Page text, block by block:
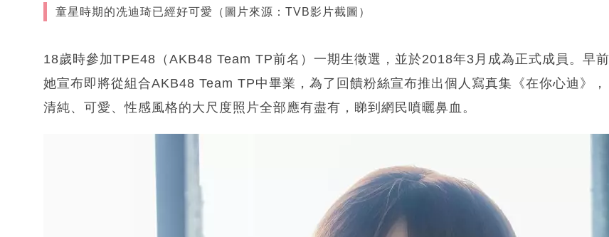
童星時期的冼迪琦已經好可愛（圖片來源：TVB影片截圖）
18歲時參加TPE48（AKB48 Team TP前名）一期生徵選，並於2018年3月成為正式成員。早前
她宣布即將從組合AKB48 Team TP中畢業，為了回饋粉絲宣布推出個人寫真集《在你心迪》，
清純、可愛、性感風格的大尺度照片全部應有盡有，睇到網民噴曬鼻血。